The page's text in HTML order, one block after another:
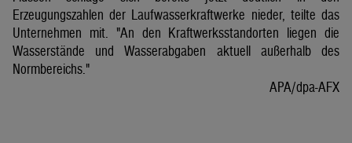
Erzeugungszahlen der Laufwasserkraftwerke nieder, teilte das
Unternehmen mit. "An den Kraftwerksstandorten liegen die
Wasserstände und Wasserabgaben aktuell außerhalb des
Normbereichs."
APA/dpa-AFX